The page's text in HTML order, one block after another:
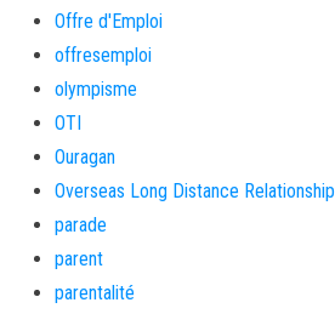
Offre d'Emploi
offresemploi
olympisme
OTI
Ouragan
Overseas Long Distance Relationship
parade
parent
parentalité